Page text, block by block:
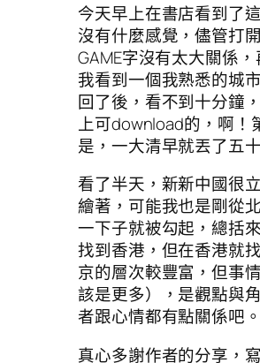
今天早上在書店看到了
沒有什麼感覺，儘管打
GAME字沒有太大關係，
我看到一個我熟悉的城
回了後，看不到十分鐘
上可download的，啊！
是，一大清早就丟了五
看了半天，新新中國很
繪著，可能我也是剛從
一下子就被勾起，總括
找到香港，但在香港就
京的層次較豐富，但事
該是更多），是觀點與
者跟心情都有點關係吧。
真心多謝作者的分享，